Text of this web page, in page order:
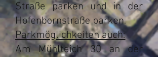
Straße parken und in der
Hofenbornstraße parken.
Parkmöglichkeiten auch:​
Am Mühlteich 30 an der